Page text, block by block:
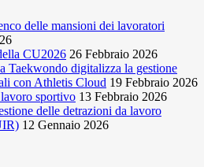
delle mansioni dei lavoratori
CU2026 26 Febbraio 2026
Taekwondo digitalizza la gestione
con Athletis Cloud 19 Febbraio 2026
sportivo 13 Febbraio 2026
delle detrazioni da lavoro
12 Gennaio 2026